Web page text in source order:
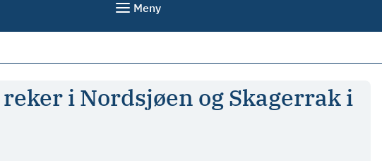
Meny
i Nordsjøen og Skagerrak i